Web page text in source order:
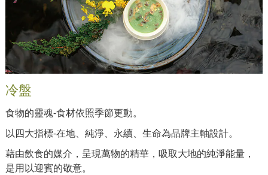
冷盤
食物的靈魂-食材依照季節更動。
以四大指標-在地、純淨、永續、生命為品牌主軸設計。
藉由飲食的媒介，呈現萬物的精華，吸取大地的純淨能量，
是用以迎賓的敬意。